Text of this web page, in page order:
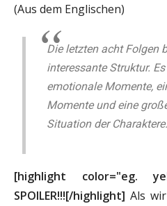
(Aus dem Englischen)
Die letzten acht Folgen
interessante Struktur.
emotionale Momente,
Momente und eine
Situation der Charaktere.
[highlight color="eg.
SPOILER!!![/highlight] Als